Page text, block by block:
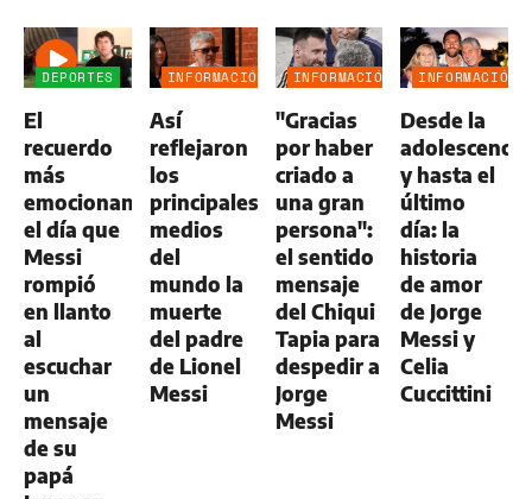
DEPORTES
El
recuerdo
más
emocionante:
el día que
Messi
rompió
en llanto
al
escuchar
un
mensaje
de su
papá
INFORMACIÓN
Así
reflejaron
los
principales
medios
del
mundo la
muerte
del padre
de Lionel
Messi
INFORMACIÓN
"Gracias
por haber
criado a
una gran
persona":
el sentido
mensaje
del Chiqui
Tapia para
despedir a
Jorge
Messi
INFORMACIÓN
Desde la
adolescencia
y hasta el
último
día: la
historia
de amor
de Jorge
Messi y
Celia
Cuccittini